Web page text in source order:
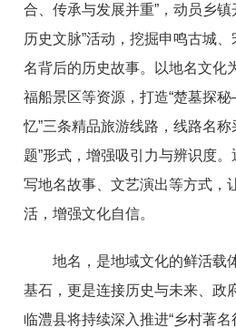
合、传承与发展并重”，动员乡
历史文脉”活动，挖掘申鸣古城
名背后的历史故事。以地名文化
福船景区等资源，打造“楚墓探
忆”三条精品旅游线路，线路名称
题”形式，增强吸引力与辨识度
写地名故事、文艺演出等方式，
活，增强文化自信。
地名，是地域文化的鲜活载
基石，更是连接历史与未来、政
临澧县将持续深入推进“乡村著